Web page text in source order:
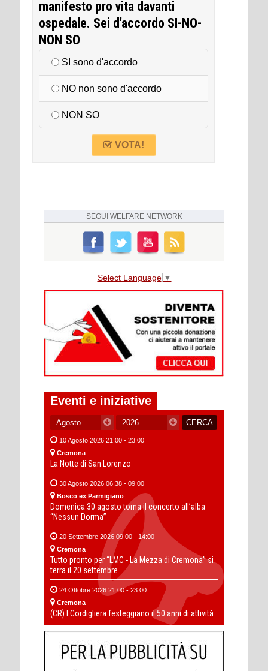
manifesto pro vita davanti
ospedale. Sei d'accordo SI-NO-
NON SO
SI sono d'accordo
NO non sono d'accordo
NON SO
VOTA!
SEGUI WELFARE NETWORK
Select Language ▼
Eventi e iniziative
10 Agosto 2026 21:00 - 23:00
Cremona
La Notte di San Lorenzo
30 Agosto 2026 06:38 - 09:00
Bosco ex Parmigiano
Domenica 30 agosto torna il concerto all’alba
“Nessun Dorma”
20 Settembre 2026 09:00 - 14:00
Cremona
Tutto pronto per “LMC - La Mezza di Cremona” si
terra il 20 settembre
24 Ottobre 2026 21:00 - 23:00
Cremona
(CR) I Cordigliera festeggiano il 50 anni di attività